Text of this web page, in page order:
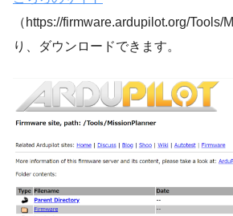
（https://firmware.ardupilot.org/Tools/
り、ダウンロードできます。